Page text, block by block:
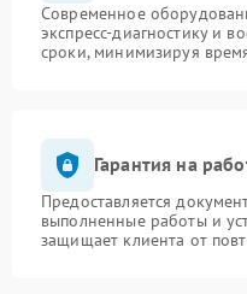
Современное
экспресс-диагностику и
сроки, минимизируя
Гарантия на
Предоставляется
выполненные работы и
защищает клиента от